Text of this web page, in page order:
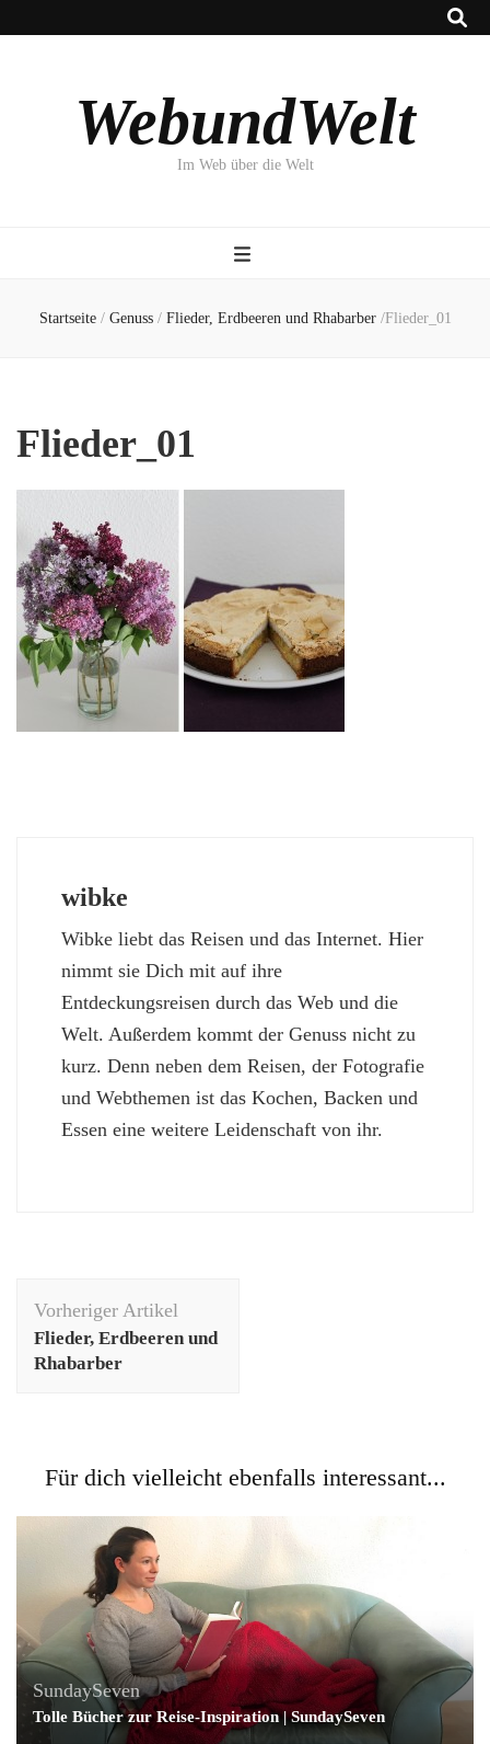
WebundWelt
Im Web über die Welt
Startseite / Genuss / Flieder, Erdbeeren und Rhabarber /Flieder_01
Flieder_01
wibke
Wibke liebt das Reisen und das Internet. Hier
nimmt sie Dich mit auf ihre
Entdeckungsreisen durch das Web und die
Welt. Außerdem kommt der Genuss nicht zu
kurz. Denn neben dem Reisen, der Fotografie
und Webthemen ist das Kochen, Backen und
Essen eine weitere Leidenschaft von ihr.
Vorheriger Artikel
Flieder, Erdbeeren und
Rhabarber
Für dich vielleicht ebenfalls interessant...
SundaySeven
Tolle Bücher zur Reise-Inspiration | SundaySeven